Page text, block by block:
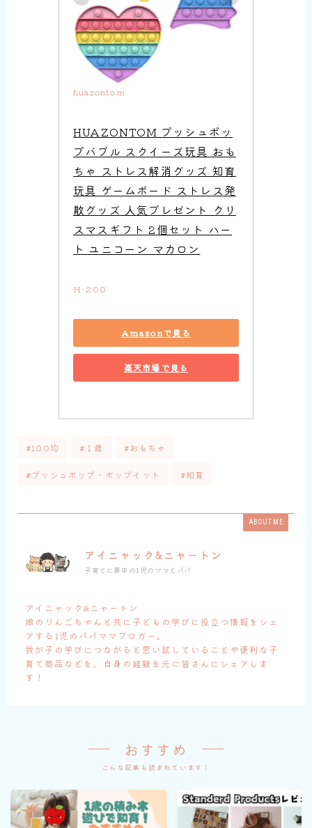
huazontom
HUAZONTOM プッシュポッ
プバブル スクイーズ玩具 おも
ちゃ ストレス解消グッズ 知育
玩具 ゲームボード ストレス発
散グッズ 人気プレゼント クリ
スマスギフト 2個セット ハー
ト ユニコーン マカロン
H-200
Amazonで見る
楽天市場で見る
#100均 #１歳 #おもちゃ
#プッシュポップ・ポップイット #知育
ABOUT ME
アイニャック&ニャートン
子育てに夢中の1児のママとパパ
アイニャック&ニャートン
娘のりんごちゃんと共に子どもの学びに役立つ情報をシェ
アする1児のパパママブロガー。
我が子の学びにつながると思い試していることや便利な子
育て商品などを、自身の経験を元に皆さんにシェアしま
す！
おすすめ
こんな記事も読まれています！